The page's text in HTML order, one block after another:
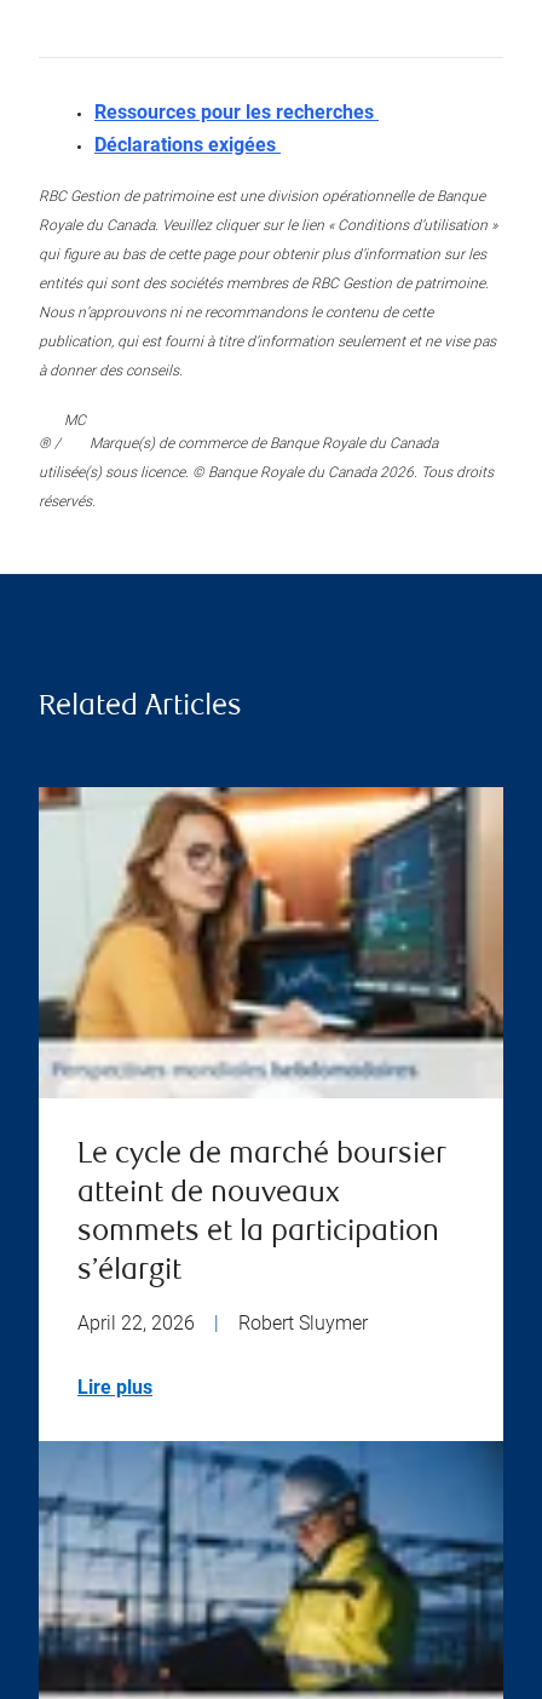
Ressources pour les recherches
Déclarations exigées
RBC Gestion de patrimoine est une division opérationnelle de Banque
Royale du Canada. Veuillez cliquer sur le lien « Conditions d’utilisation »
qui figure au bas de cette page pour obtenir plus d’information sur les
entités qui sont des sociétés membres de RBC Gestion de patrimoine.
Nous n’approuvons ni ne recommandons le contenu de cette
publication, qui est fourni à titre d’information seulement et ne vise pas
à donner des conseils.
® /
MC
Marque(s) de commerce de Banque Royale du Canada
utilisée(s) sous licence. © Banque Royale du Canada 2026. Tous droits
réservés.
Related Articles
Le cycle de marché boursier
atteint de nouveaux
sommets et la participation
s’élargit
April 22, 2026 | Robert Sluymer
Lire plus